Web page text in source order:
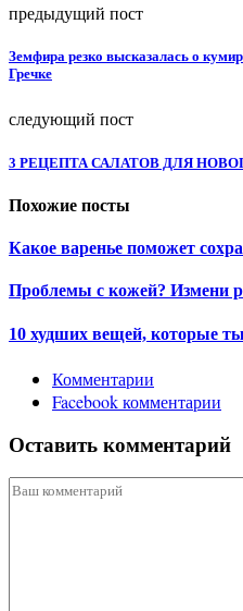
предыдущий пост
Земфира резко высказалась о
Гречке
следующий пост
3 РЕЦЕПТА САЛАТОВ ДЛЯ
Похожие посты
Какое варенье поможет
Проблемы с кожей? Измени
10 худших вещей, которые
Комментарии
Facebook комментарии
Оставить комментарий